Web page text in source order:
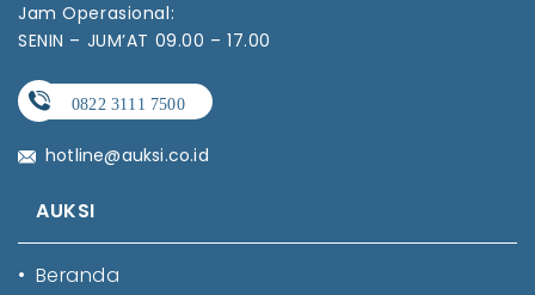
Jam Operasional:
SENIN – JUM’AT 09.00 – 17.00
hotline@auksi.co.id
AUKSI
• Beranda